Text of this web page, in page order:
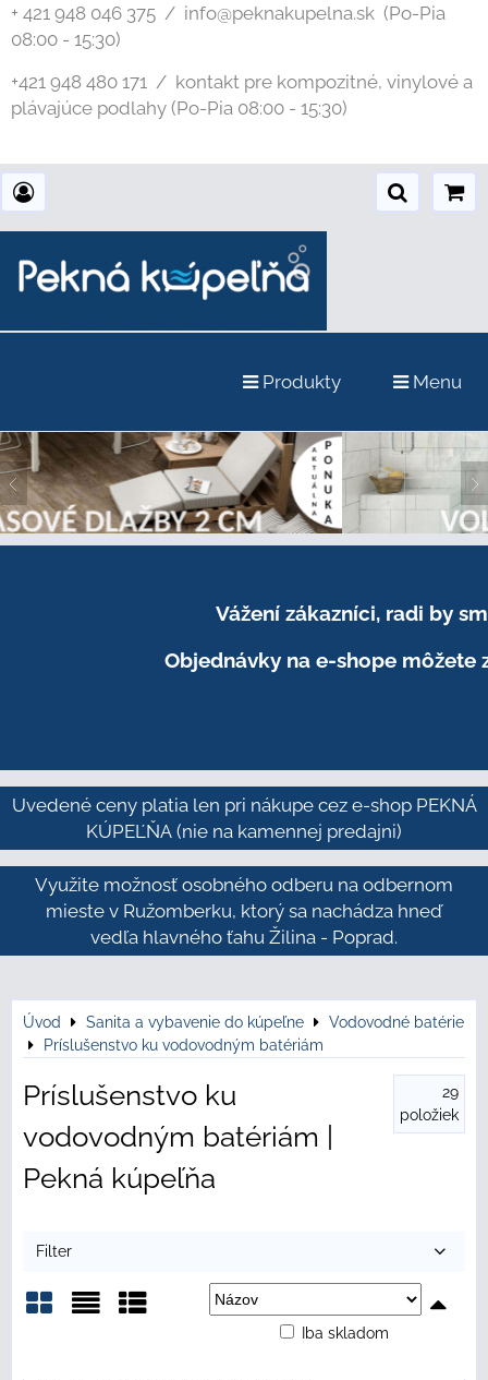
+ 421 948 046 375 / info@peknakupelna.sk (Po-Pia
08:00 - 15:30)
+421 948 480 171 / kontakt pre kompozitné, vinylové a
plávajúce podlahy (Po-Pia 08:00 - 15:30)
Produkty Menu
Vážení zákazníci, radi by
Objednávky na e-shope môžete
Uvedené ceny platia len pri nákupe cez e-shop PEKNÁ
KÚPEĽŇA (nie na kamennej predajni)
Využite možnosť osobného odberu na odbernom
mieste v Ružomberku, ktorý sa nachádza hneď
vedľa hlavného ťahu Žilina - Poprad.
Úvod Sanita a vybavenie do kúpeľne
Vodovodné batérie
Príslušenstvo ku vodovodným batériám
Príslušenstvo ku
vodovodným batériám |
Pekná kúpeľňa
29
položiek
Filter
Iba skladom